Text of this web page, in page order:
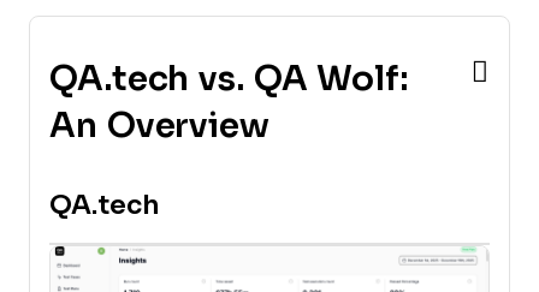
QA.tech vs. QA Wolf:
An Overview
QA.tech